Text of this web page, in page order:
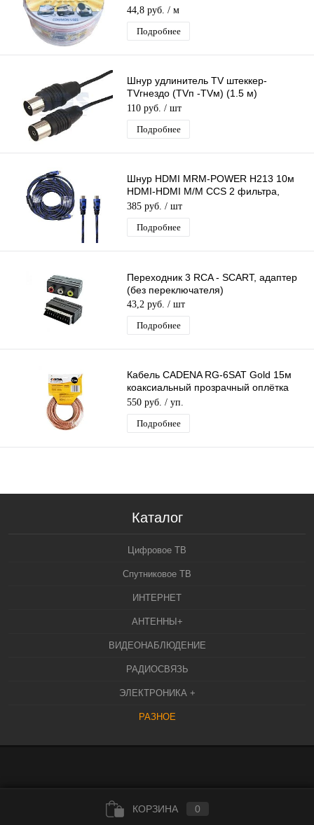
44,8 руб. / м
Подробнее
Шнур удлинитель TV штеккер-
TVгнездо (TVп -TVм) (1.5 м)
Антенный Шнур ВЧ штекер - ВЧ гнездо
110 руб. / шт
Подробнее
Шнур HDMI MRM-POWER H213 10м
HDMI-HDMI M/M CCS 2 фильтра,
карбоновая оплётка
385 руб. / шт
Подробнее
Переходник 3 RCA - SCART, адаптер
(без переключателя)
43,2 руб. / шт
Подробнее
Кабель CADENA RG-6SAT Gold 15м
коаксиальный прозрачный оплётка
128*0,12 за 1 бухту (15м)
550 руб. / уп.
Подробнее
Каталог
Цифровое ТВ
Спутниковое ТВ
ИНТЕРНЕТ
АНТЕННЫ+
ВИДЕОНАБЛЮДЕНИЕ
РАДИОСВЯЗЬ
ЭЛЕКТРОНИКА +
РАЗНОЕ
КОРЗИНА 0